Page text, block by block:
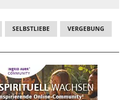
SELBSTLIEBE VERGEBUNG